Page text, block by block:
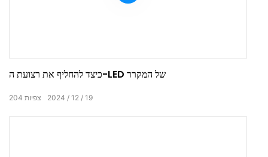
כיצד להחליף את רצועת ה-LED של המקרר
2024 12 19
204 צפיות